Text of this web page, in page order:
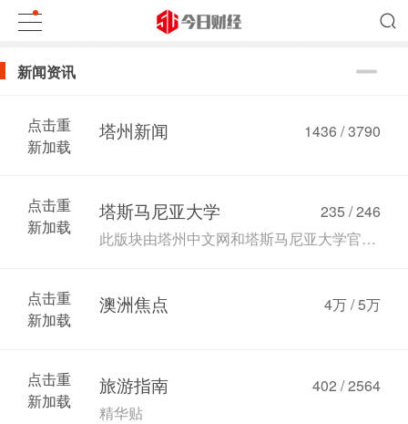
新闻资讯
点击重
新加载
1436 / 3790
塔州新闻
点击重
新加载
235 / 246
塔斯马尼亚大学
此版块由塔州中文网和塔斯马尼亚大学官方合作，板块内容由塔斯马尼亚大学提供。
点击重
新加载
4万/5万
澳洲焦点
点击重
新加载
402 / 2564
旅游指南
精华贴